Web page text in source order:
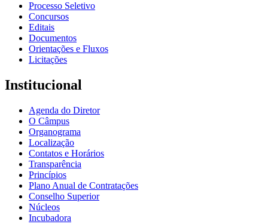
Processo Seletivo
Concursos
Editais
Documentos
Orientações e Fluxos
Licitações
Institucional
Agenda do Diretor
O Câmpus
Organograma
Localização
Contatos e Horários
Transparência
Princípios
Plano Anual de Contratações
Conselho Superior
Núcleos
Incubadora